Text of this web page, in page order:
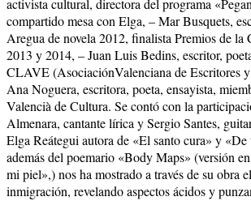
activista cultural, directora del programa
compartido mesa con Elga, – Mar Busquets,
Aregua de novela 2012, finalista Premios de la
2013 y 2014, – Juan Luis Bedins, escritor,
CLAVE (AsociaciónValenciana de Escritores
Ana Noguera, escritora, poeta, ensayista,
Valencià de Cultura. Se contó con la
Almenara, cantante lírica y Sergio Santes,
Elga Reátegui autora de «El santo cura» y «De
además del poemario «Body Maps» (versión
mi piel»,) nos ha mostrado a través de su obra
inmigración, revelando aspectos ácidos y